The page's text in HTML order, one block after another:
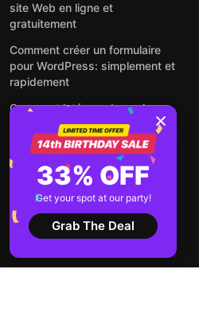
site Web en ligne et
gratuitement
Comment créer un formulaire
pour WordPress: simplement et
rapidement
Comment intégrer des avis
Google gratuitement sur un site
web
Comment intégrer une fenêtre
contextuelle sur n'importe quel
site Web
Voir tous les articles
33% OFF
Get your spot at our party!
Grab The Deal